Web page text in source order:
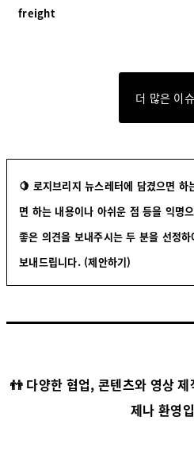
freight
더 많은 이
🍋 로지브리지 뉴스레터에 담겼으면
면 하는 내용이나 아쉬운 점 등을 익명
좋은 의견을 보내주시는 두 분을 선정
보내드립니다.(제안하기)
👬 다양한 협업, 콘텐츠와 영상
제나 환영